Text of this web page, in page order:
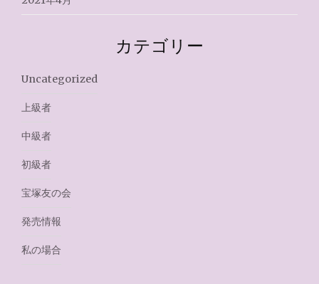
カテゴリー
Uncategorized
上級者
中級者
初級者
宝塚友の会
発売情報
私の場合